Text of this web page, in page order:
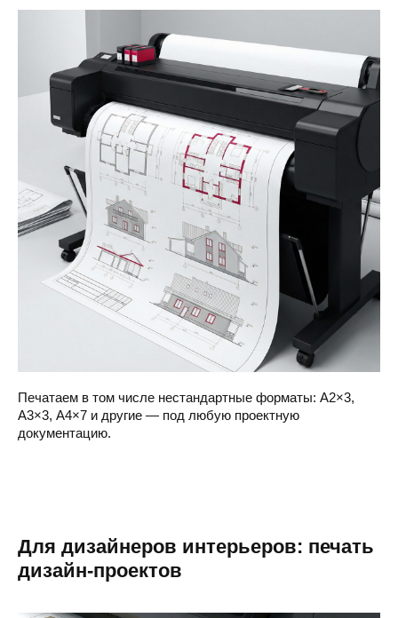
Печатаем в том числе нестандартные форматы: А2×3,
А3×3, А4×7 и другие — под любую проектную
документацию.
Для дизайнеров интерьеров: печать
дизайн-проектов